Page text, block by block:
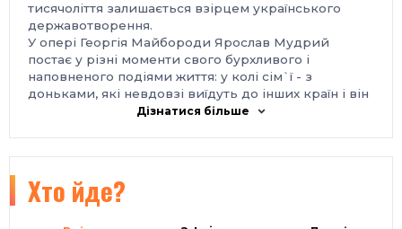
тисячоліття залишається взірцем українського
державотворення.
У опері Георгія Майбороди Ярослав Мудрий
постає у різні моменти свого бурхливого і
наповненого подіями життя: у колі сім`ї - з
доньками, які невдовзі виїдуть до інших країн і він
уже ніколи їх не побачить, з будівничим
першого русича, поставленого Ярославом на
кафедру всупереч волі константинопольського
Дізнатися більше
Хто йде?